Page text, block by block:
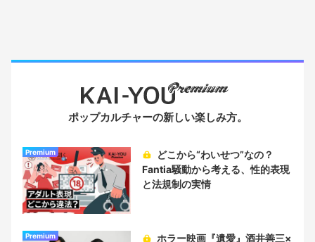
ポップカルチャーの新しい楽しみ方。
Premium
Fantia騒動から考える、性的表現
と法規制の実情
Premium